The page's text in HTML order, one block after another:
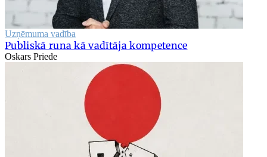
Uzņēmuma vadība
Publiskā runa kā vadītāja kompetence
Oskars Priede